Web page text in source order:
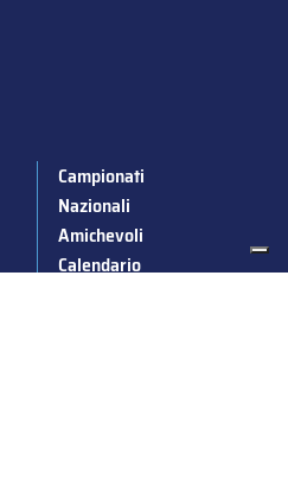
Campionati
Nazionali
Amichevoli
Calendario